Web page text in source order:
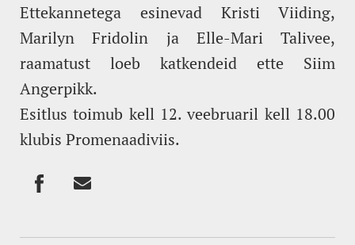
Ettekannetega esinevad Kristi Viiding,
Marilyn Fridolin ja Elle-Mari Talivee,
raamatust loeb katkendeid ette Siim
Angerpikk.
Esitlus toimub kell 12. veebruaril kell 18.00
klubis Promenaadiviis.